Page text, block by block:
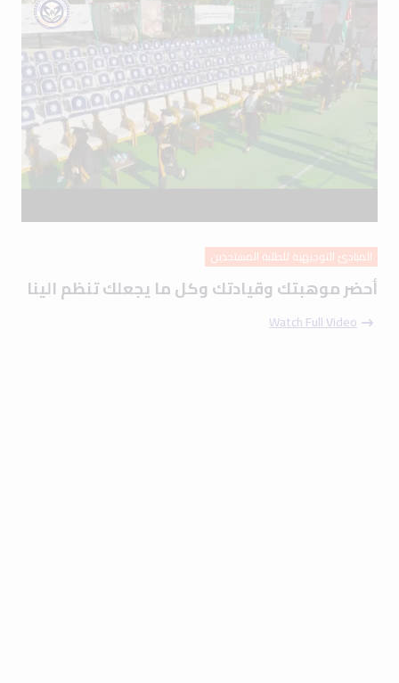
المبادئ التوجيهية للطلبة المستجدين
أحضر موهبتك وقيادتك وكل ما يجعلك تنظم الينا
Watch Full Video